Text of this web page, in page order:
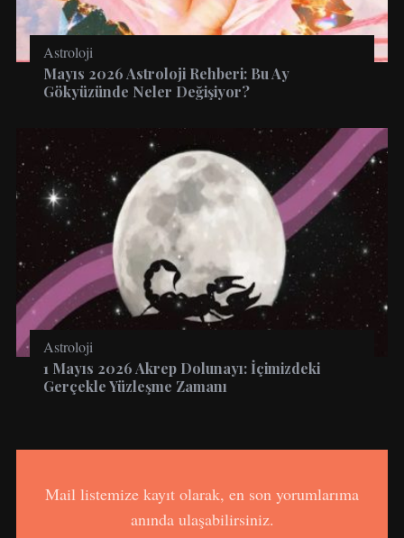
Astroloji
Mayıs 2026 Astroloji Rehberi: Bu Ay
Gökyüzünde Neler Değişiyor?
Astroloji
1 Mayıs 2026 Akrep Dolunayı: İçimizdeki
Gerçekle Yüzleşme Zamanı
Mail listemize kayıt olarak, en son yorumlarıma
anında ulaşabilirsiniz.